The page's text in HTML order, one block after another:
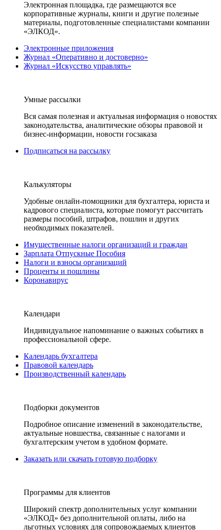
Электронная площадка, где размещаются все
корпоративные журналы, книги и другие полезные
материалы, подготовленные специалистами компании
«ЭЛКОД».
Электронные приложения
Журнал «Оперативно и достоверно»
Журнал «Искусство управлять»
Умные рассылки
Вся самая полезная и актуальная информация о новостях
законодательства, аналитические обзоры правовой и
бизнес-информации, новости госзаказа
Подписаться на рассылку
Калькуляторы
Удобные онлайн-помощники для бухгалтера, юриста и
кадрового специалиста, которые помогут рассчитать
размеры пособий, штрафов, пошлин и других
необходимых показателей.
Имущественные налоги организаций и граждан
Зарплата Отпускные Пособия
Налоги и взносы организаций
Проценты и пошлины
Коронавирус
Календари
Индивидуальное напоминание о важных событиях в
профессиональной сфере.
Календарь бухгалтера
Правовой календарь
Производственный календарь
Подборки документов
Подробное описание изменений в законодательстве,
актуальные новшества, связанные с налогами и
бухгалтерским учетом в удобном формате.
Заказать или скачать готовую подборку
Программы для клиентов
Широкий спектр дополнительных услуг компании
«ЭЛКОД» без дополнительной оплаты, либо на
льготных условиях для сопровождаемых клиентов